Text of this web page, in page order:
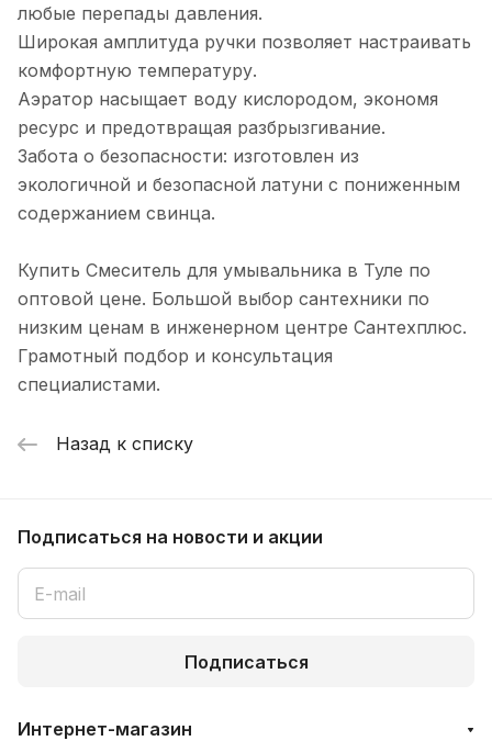
любые перепады давления.
Широкая амплитуда ручки позволяет настраивать
комфортную температуру.
Аэратор насыщает воду кислородом, экономя
ресурс и предотвращая разбрызгивание.
Забота о безопасности: изготовлен из
экологичной и безопасной латуни с пониженным
содержанием свинца.
Купить Смеситель для умывальника в Туле по
оптовой цене. Большой выбор сантехники по
низким ценам в инженерном центре Сантехплюс.
Грамотный подбор и консультация
специалистами.
Назад к списку
Подписаться на новости и акции
Подписаться
Интернет-магазин